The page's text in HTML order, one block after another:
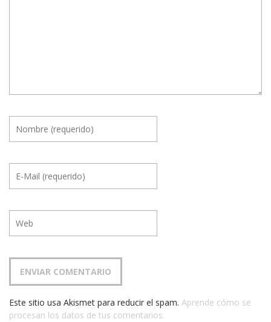
Este sitio usa Akismet para reducir el spam. Aprende cómo se
procesan los datos de tus comentarios.